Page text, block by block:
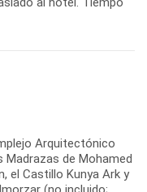
Arquitectónico
Madrazas de Mohamed
el Castillo Kunya Ark y